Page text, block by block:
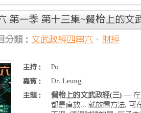
第一季 第十三集~餐枱上的文
分類： 文武政經四串六 、 財經
主持： Po
嘉賓： Dr. Leung
主題： 餐枱上的文武政經(三) — 在
都是直放... 就放置方法, 可